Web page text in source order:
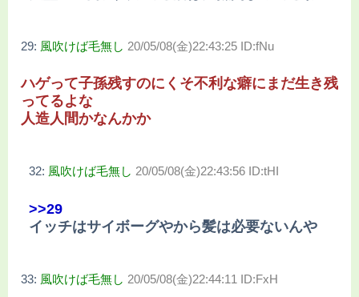
29: 風吹けば毛無し 20/05/08(金)22:43:25 ID:fNu
ハゲって子孫残すのにくそ不利な癖にまだ生き残
ってるよな
人造人間かなんかか
32: 風吹けば毛無し 20/05/08(金)22:43:56 ID:tHI
>>29
イッチはサイボーグやから髪は必要ないんや
33: 風吹けば毛無し 20/05/08(金)22:44:11 ID:FxH